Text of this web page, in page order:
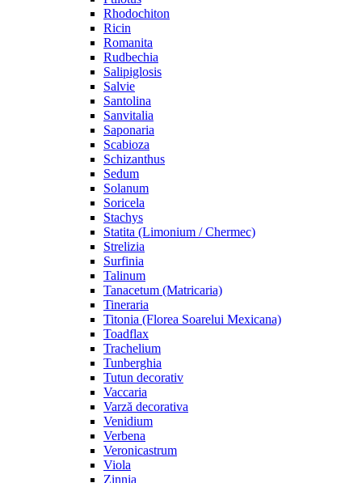
Rhodochiton
Ricin
Romanita
Rudbechia
Salipiglosis
Salvie
Santolina
Sanvitalia
Saponaria
Scabioza
Schizanthus
Sedum
Solanum
Soricela
Stachys
Statita (Limonium / Chermec)
Strelizia
Surfinia
Talinum
Tanacetum (Matricaria)
Tineraria
Titonia (Florea Soarelui Mexicana)
Toadflax
Trachelium
Tunberghia
Tutun decorativ
Vaccaria
Varză decorativa
Venidium
Verbena
Veronicastrum
Viola
Zinnia